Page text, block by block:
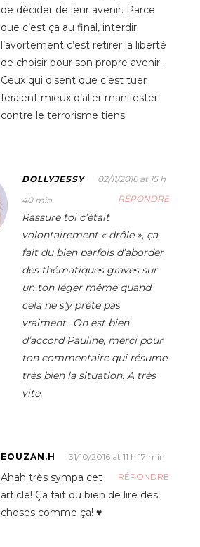
de décider de leur avenir. Parce
que c’est ça au final, interdir
l’avortement c’est retirer la liberté
de choisir pour son propre avenir.
Ceux qui disent que c’est tuer
feraient mieux d’aller manifester
contre le terrorisme tiens.
DOLLYJESSY
02/11/2016 at 15 h
40 min
RÉPONDRE
Rassure toi c’était
volontairement « drôle », ça
fait du bien parfois d’aborder
des thématiques graves sur
un ton léger même quand
cela ne s’y prête pas
vraiment.. On est bien
d’accord Pauline, merci pour
ton commentaire qui résume
très bien la situation. A très
vite.
EOUZAN.H
31/10/2016 at 11 h 17 min
RÉPONDRE
Ahah très sympa cet
article! Ça fait du bien de lire des
choses comme ça! ♥